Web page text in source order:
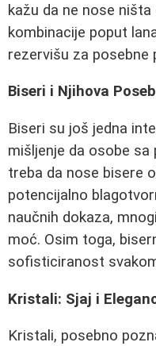
kažu da ne nose
kombinacije poput
rezervišu za posebne
Biseri i Njihova
Biseri su još jedna
mišljenje da osobe
treba da nose bisere
potencijalno
naučnih dokaza,
moć. Osim toga,
sofisticiranost
Kristali: Sjaj i
Kristali, posebno